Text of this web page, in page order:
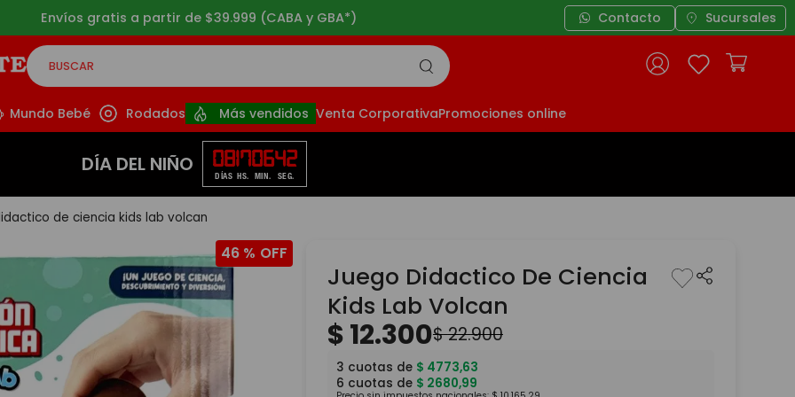
Envíos gratis a partir de $39.999 (CABA y GBA*) Contacto Sucursales
BUSCAR
Mundo Bebé Rodados Más vendidos Venta CorporativaPromociones online
DÍA DEL NIÑO 08
DÍAS
17
HS.
06
MIN.
41
SEG.
de ciencia kids lab volcan
46 %
Juego Didactico De Ciencia
Kids Lab Volcan
$12.300$22.900
3 cuotas de $ 4773,63
6 cuotas de $ 2680,99